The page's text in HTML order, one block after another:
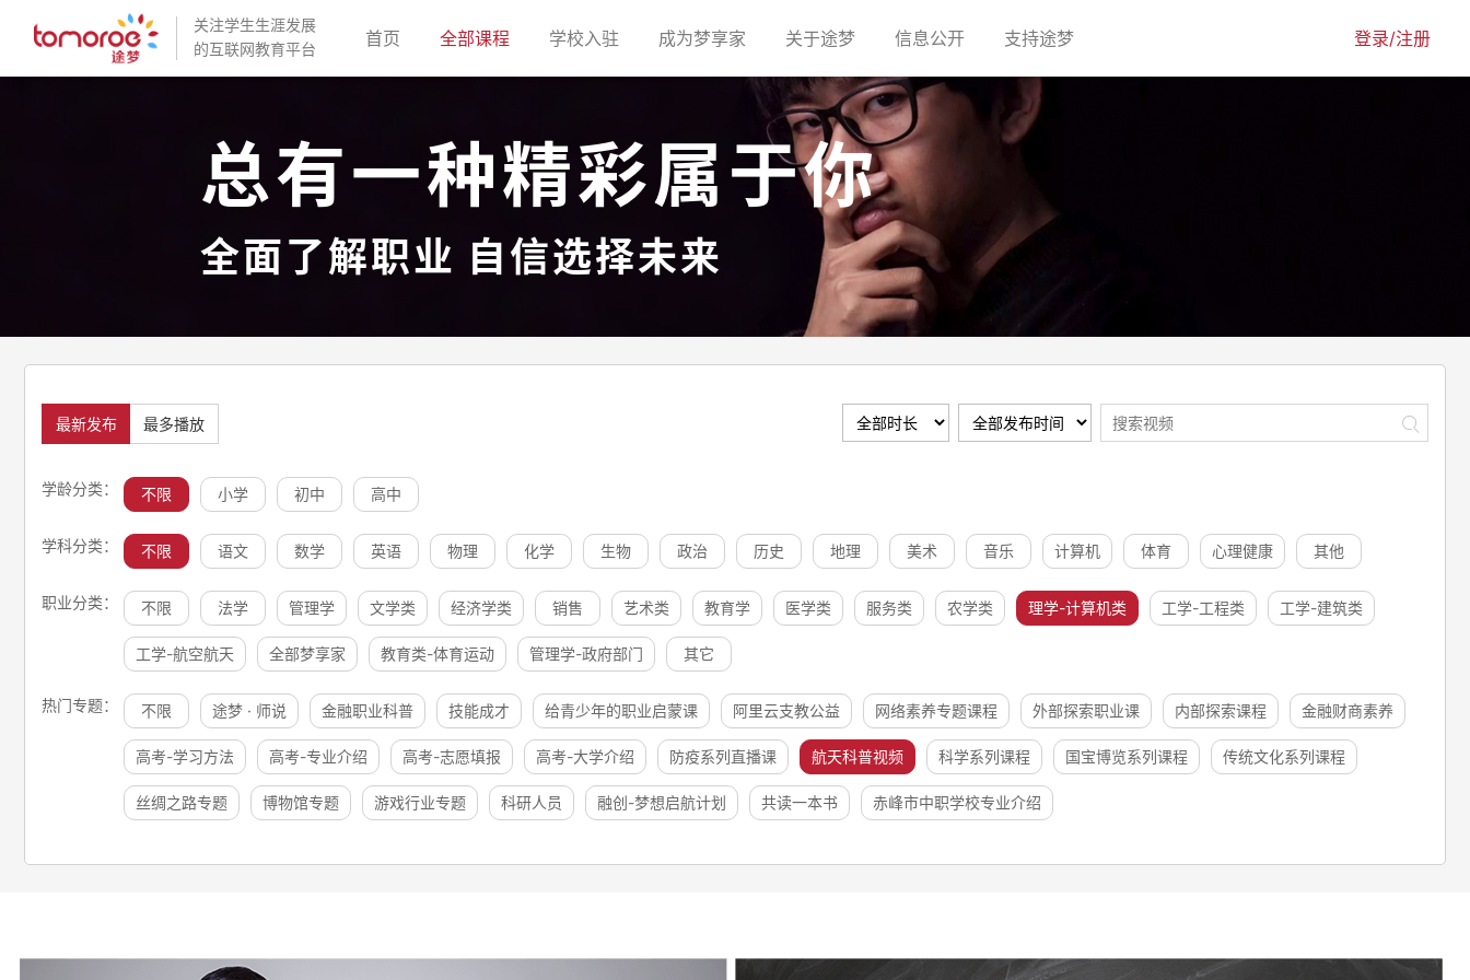
关注学生生涯发展
的互联网教育平台
首页(current)全部课程(current)学校入驻(current)成为梦享家(current)关于途梦(current)信息公开(current)支持途梦(current) 登录/注册
总有一种精彩属于你
全面了解职业 自信选择未来
最新发布 最多播放
学龄分类： 不限 小学 初中 高中
学科分类： 不限 语文 数学 英语 物理 化学 生物 政治 历史 地理 美术 音乐 计算机 体育 心理健康 其他
职业分类： 不限 法学 管理学 文学类 经济学类 销售 艺术类 教育学 医学类 服务类 农学类 理学-计算机类 工学-工程类 工学-建筑类
工学-航空航天 全部梦享家 教育类-体育运动 管理学-政府部门 其它
热门专题： 不限 途梦 · 师说 金融职业科普 技能成才 给青少年的职业启蒙课 阿里云支教公益 网络素养专题课程 外部探索职业课 内部探索课程 金融财商素养
高考-学习方法 高考-专业介绍 高考-志愿填报 高考-大学介绍 防疫系列直播课 航天科普视频 科学系列课程 国宝博览系列课程 传统文化系列课程
丝绸之路专题 博物馆专题 游戏行业专题 科研人员 融创-梦想启航计划 共读一本书 赤峰市中职学校专业介绍